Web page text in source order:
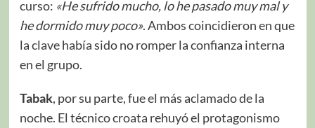
curso: «He sufrido mucho, lo he pasado muy mal y
he dormido muy poco». Ambos coincidieron en que
la clave había sido no romper la confianza interna
en el grupo.
Tabak, por su parte, fue el más aclamado de la
noche. El técnico croata rehuyó el protagonismo